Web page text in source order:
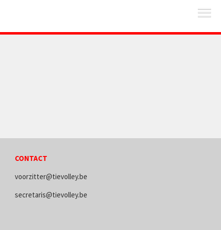
CONTACT
voorzitter@tievolley.be
secretaris@tievolley.be